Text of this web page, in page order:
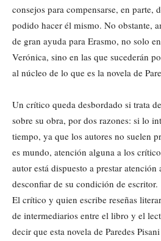
consejos para compensarse, en parte,
podido hacer él mismo. No obstante,
de gran ayuda para Erasmo, no solo
Verónica, sino en las que sucederán
al núcleo de lo que es la novela de
Un crítico queda desbordado si trata
sobre su obra, por dos razones: si lo
tiempo, ya que los autores no suelen
es mundo, atención alguna a los
autor está dispuesto a prestar
desconfiar de su condición de escritor.
El crítico y quien escribe reseñas
de intermediarios entre el libro y el
decir que esta novela de Paredes